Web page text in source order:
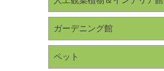
ガーデニング館
ペット